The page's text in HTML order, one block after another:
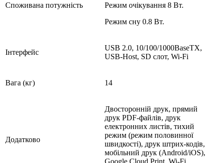
Споживана потужність
Режим очікування 8 Вт.
Режим сну 0.8 Вт.
Інтерфейс
USB 2.0, 10/100/1000BaseTX,
USB-Host, SD слот, Wi-Fi
Вага (кг) 14
Додатково
Двосторонній друк, прямий
друк PDF-файлів, друк
електронних листів, тихий
режим (режим половинної
швидкості), друк штрих-кодів,
мобільний друк (Android/iOS),
Google Cloud Print, Wi-Fi